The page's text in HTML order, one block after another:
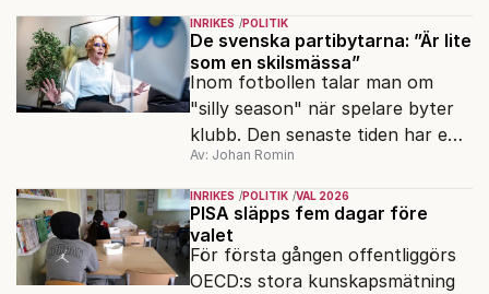
ser sin chans att pressa
Tidösidan.
INRIKES POLITIK
De svenska partibytarna: ”Är lite
som en skilsmässa”
Inom fotbollen talar man om
"silly season" när spelare byter
klubb. Den senaste tiden har en
rad svenska politiker bytt parti –
men varför, och vad skiljer
partiernas interna kulturer åt?
Av: Johan Romin
INRIKES POLITIK VAL 2026
PISA släpps fem dagar före
valet
För första gången offentliggörs
OECD:s stora kunskapsmätning